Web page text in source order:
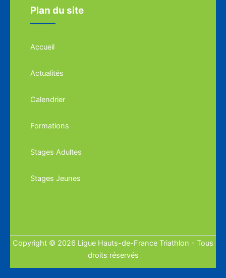
Plan du site
Accueil
Actualités
Calendrier
Formations
Stages Adultes
Stages Jeunes
Copyright © 2026 Ligue Hauts-de-France Triathlon - Tous
droits réservés